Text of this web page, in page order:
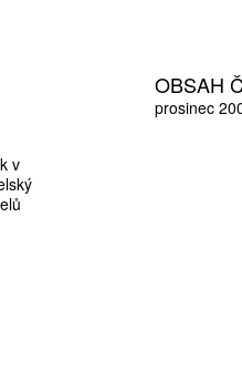
v
OBSAH
prosinec